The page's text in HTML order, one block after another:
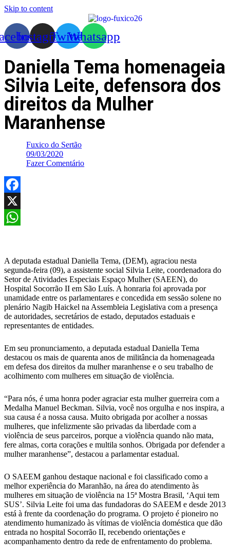
Skip to content
InstagramTwitterWhatsapp
Daniella Tema homenageia
Silvia Leite, defensora dos
direitos da Mulher
Maranhense
Fuxico do Sertão
09/03/2020
Fazer Comentário
Facebook
X
A deputada estadual Daniella Tema, (DEM), agraciou nesta
segunda-feira (09), a assistente social Silvia Leite, coordenadora do
Setor de Atividades Especiais Espaço Mulher (SAEEN), do
Hospital Socorrão II em São Luís. A honraria foi aprovada por
unamidade entre os parlamentares e concedida em sessão solene no
plenário Nagib Haickel na Assembleia Legislativa com a presença
de autoridades, secretários de estado, deputados estaduais e
representantes de entidades.
Em seu pronunciamento, a deputada estadual Daniella Tema
destacou os mais de quarenta anos de militância da homenageada
em defesa dos direitos da mulher maranhense e o seu trabalho de
acolhimento com mulheres em situação de violência.
“Para nós, é uma honra poder agraciar esta mulher guerreira com a
Medalha Manuel Beckman. Silvia, você nos orgulha e nos inspira, a
sua causa é a nossa causa. Muito obrigada por acolher a nossas
mulheres, que infelizmente são privadas da liberdade com a
violência de seus parceiros, porque a violência quando não mata,
fere almas, corta corações e multila sonhos. Obrigada por defender a
mulher maranhense”, destacou a parlamentar estadual.
O SAEEM ganhou destaque nacional e foi classificado como a
melhor experiência do Maranhão, na área do atendimento às
mulheres em situação de violência na 15ª Mostra Brasil, ‘Aqui tem
SUS’. Silvia Leite foi uma das fundadoras do SAEEM e desde 2013
está à frente da coordenação do programa. O projeto é pioneiro no
atendimento humanizado às vítimas de violência doméstica que dão
entrada no hospital Socorrão II, recebendo orientações e
acompanhamento dentro da rede de enfrentamento do problema.